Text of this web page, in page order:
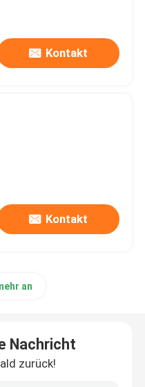
Kontakt
Kontakt
an
Nachricht
zurück!